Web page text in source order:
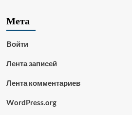
Мета
Войти
Лента записей
Лента комментариев
WordPress.org